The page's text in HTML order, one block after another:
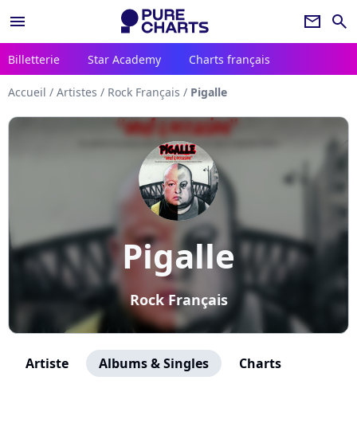
menu newsletter search
Billetterie Star Academy Charts français
Accueil / Artistes / Rock Français / Pigalle
Pigalle
Rock Français
Artiste Albums & Singles Charts